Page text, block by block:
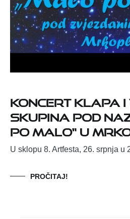
Koncert klapa
skupina pod
po malo“ u
U sklopu 8. Artfesta, 26. srpnja u
PROČITAJ!